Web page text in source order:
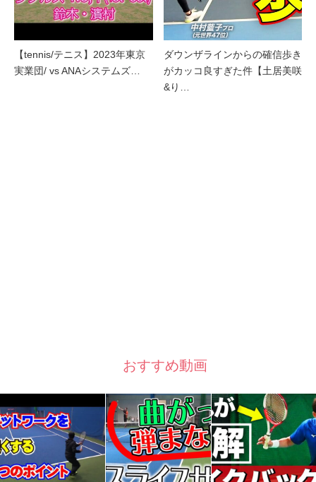
【tennis/テニス】2023年東京
実業団/ vs ANAシステムズ…
ダウンザラインからの確信歩き
がカッコ良すぎた件【土居美咲
&り…
おすすめ動画